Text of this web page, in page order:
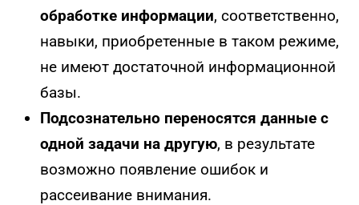
обработке информации, соответственно,
навыки, приобретенные в таком режиме,
не имеют достаточной информационной
базы.
Подсознательно переносятся данные с
одной задачи на другую, в результате
возможно появление ошибок и
рассеивание внимания.